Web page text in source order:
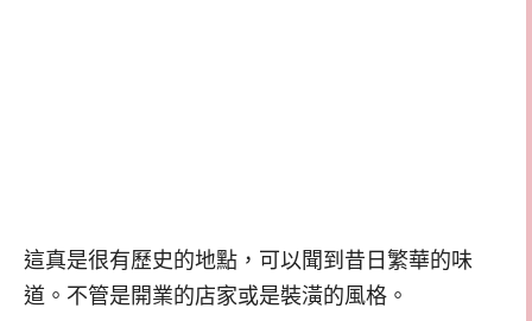
這真是很有歷史的地點，可以聞到昔日繁華的味
道。不管是開業的店家或是裝潢的風格。